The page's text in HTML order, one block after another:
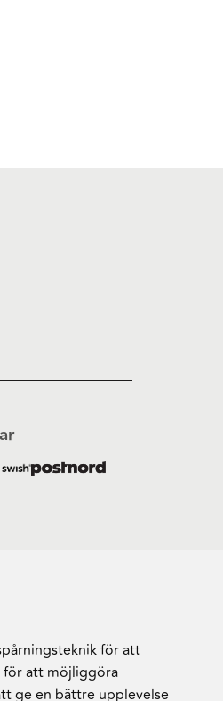
för att
för att möjliggöra
ge en bättre upplevelse